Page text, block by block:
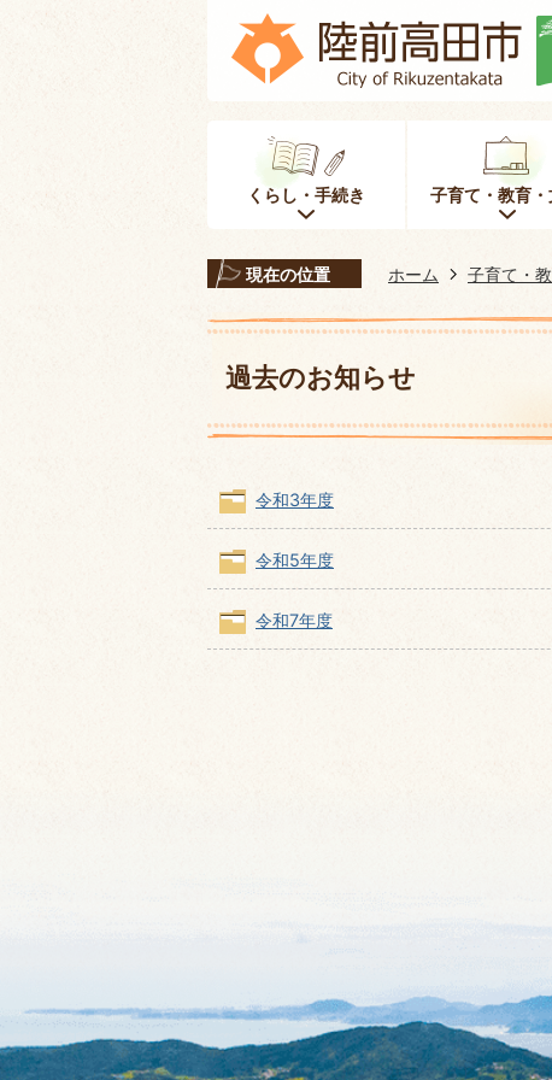
くらし・手続き 子育て・教育
現在の位置 ホーム 子育て・
過去のお知らせ
令和3年度
令和5年度
令和7年度